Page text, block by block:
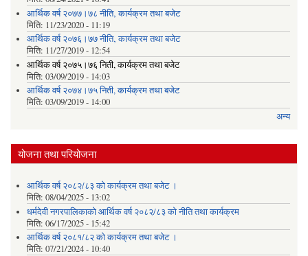
आर्थिक वर्ष २०७७।७८ नीति‚ कार्यक्रम तथा बजेट
मिति: 11/23/2020 - 11:19
आर्थिक वर्ष २०७६।७७ नीति‚ कार्यक्रम तथा बजेट
मिति: 11/27/2019 - 12:54
आर्थिक वर्ष २०७५।७६ निती, कार्यक्रम तथा बजेट
मिति: 03/09/2019 - 14:03
आर्थिक वर्ष २०७४।७५ निती, कार्यक्रम तथा बजेट
मिति: 03/09/2019 - 14:00
अन्य
योजना तथा परियोजना
आर्थिक वर्ष २०८२/८३ को कार्यक्रम तथा बजेट ।
मिति: 08/04/2025 - 13:02
धर्मदेवी नगरपालिकाको आर्थिक वर्ष २०८२/८३ को नीति तथा कार्यक्रम
मिति: 06/17/2025 - 15:42
आर्थिक वर्ष २०८१/८२ को कार्यक्रम तथा बजेट ।
मिति: 07/21/2024 - 10:40